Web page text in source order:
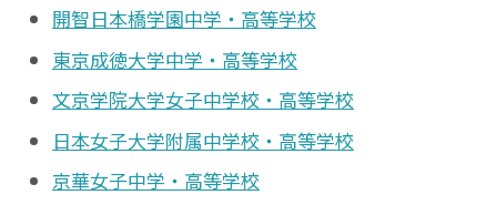
開智日本橋学園中学・高等学校
東京成徳大学中学・高等学校
文京学院大学女子中学校・高等学校
日本女子大学附属中学校・高等学校
京華女子中学・高等学校